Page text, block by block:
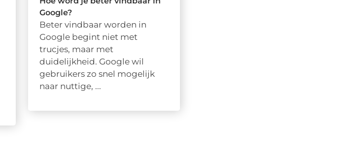
Google?
Beter vindbaar worden in
Google begint niet met
trucjes, maar met
duidelijkheid. Google wil
gebruikers zo snel mogelijk
naar nuttige, ...